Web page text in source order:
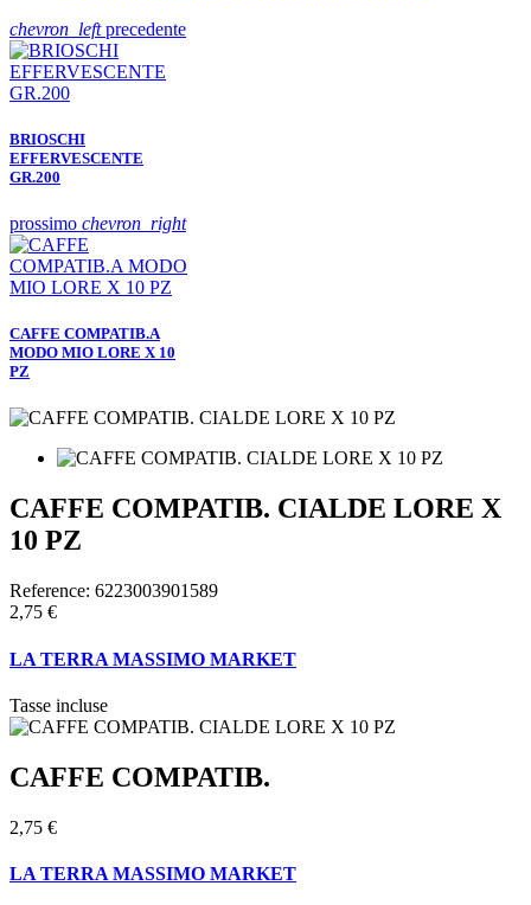
chevron_leftprecedente
BRIOSCHI
EFFERVESCENTE
GR.200
prossimo chevron_right
CAFFE COMPATIB.A
MODO MIO LORE X 10
PZ
CAFFE COMPATIB. CIALDE LORE X
10 PZ
Reference: 6223003901589
2,75 €
LA TERRA MASSIMO MARKET
Tasse incluse
CAFFE COMPATIB.
2,75 €
LA TERRA MASSIMO MARKET